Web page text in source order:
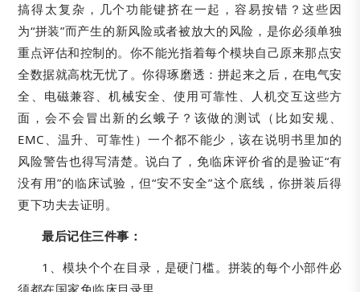
搞得太复杂，几个功能键挤在一起，容易按错？这些因
为“拼装”而产生的新风险或者被放大的风险，是你必须单独
重点评估和控制的。你不能光指着每个模块自己原来那点安
全数据就高枕无忧了。你得琢磨透：拼起来之后，在电气安
全、电磁兼容、机械安全、使用可靠性、人机交互这些方
面，会不会冒出新的幺蛾子？该做的测试（比如安规、
EMC、温升、可靠性）一个都不能少，该在说明书里加的
风险警告也得写清楚。说白了，免临床评价省的是验证“有
没有用”的临床试验，但“安不安全”这个底线，你拼装后得
更下功夫去证明。
最后记住三件事：
1、模块个个在目录，是硬门槛。拼装的每个小部件必